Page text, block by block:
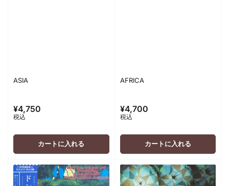
ASIA
通
常
価
¥4,750
税込
カートに入れる
AFRICA
通
常
価
¥4,700
税込
カートに入れる